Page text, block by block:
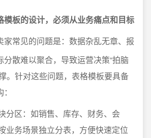
模板的设计，必须从业务痛点和目标
家常见的问题是：数据杂乱无章、报
散难以聚合，导致运营决策“拍脑
。针对这些问题，表格模板要具备
分区：如销售、库存、财务、会
业务场景独立分表，方便快速定位